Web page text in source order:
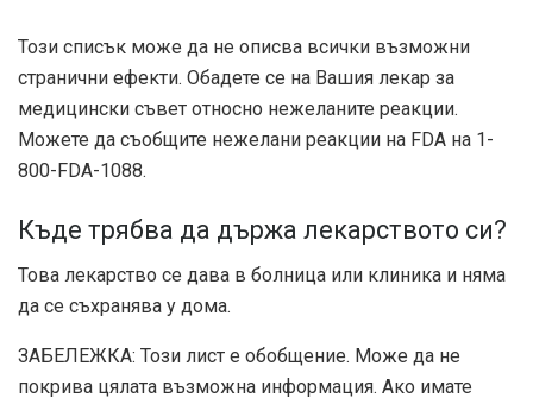
Този списък може да не описва всички възможни
странични ефекти. Обадете се на Вашия лекар за
медицински съвет относно нежеланите реакции.
Можете да съобщите нежелани реакции на FDA на 1-
800-FDA-1088.
Къде трябва да държа лекарството си?
Това лекарство се дава в болница или клиника и няма
да се съхранява у дома.
ЗАБЕЛЕЖКА: Този лист е обобщение. Може да не
покрива цялата възможна информация. Ако имате